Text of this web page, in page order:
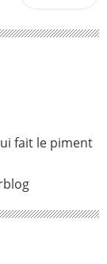
fait le piment